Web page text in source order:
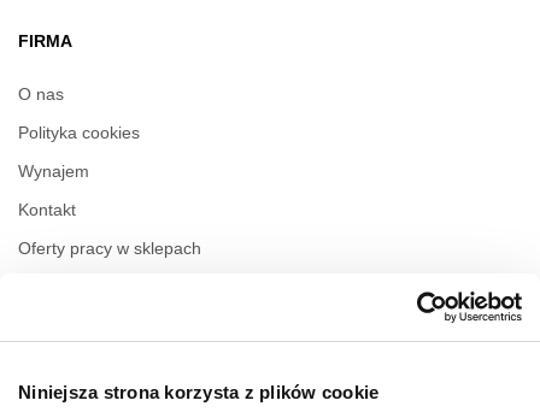
Niniejsza strona korzysta z plików cookie
FIRMA
O nas
Polityka cookies
Wynajem
Kontakt
Oferty pracy w sklepach
GODZINY OTWARCIA